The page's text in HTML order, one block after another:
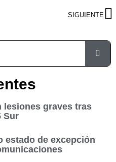
SIGUIENTE
lesiones graves tras
Sur
estado de excepción